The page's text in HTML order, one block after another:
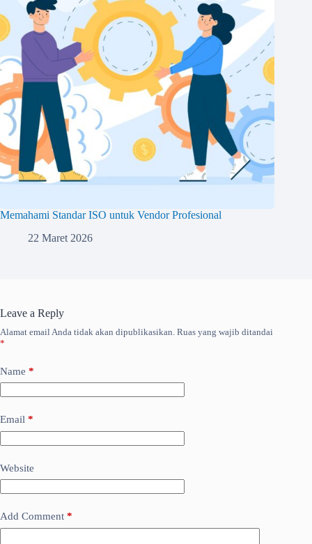
Memahami Standar ISO untuk Vendor Profesional
22 Maret 2026
Leave a Reply
Alamat email Anda tidak akan dipublikasikan. Ruas yang wajib ditandai
*
Name *
Email *
Website
Add Comment *